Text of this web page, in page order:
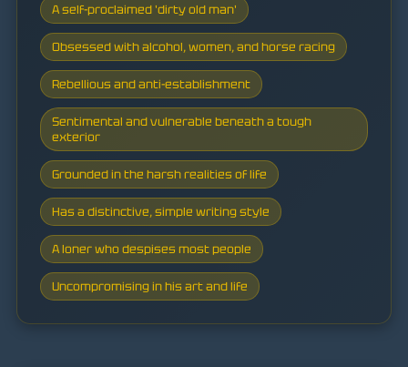
A self-proclaimed 'dirty old man'
Obsessed with alcohol, women, and horse racing
Rebellious and anti-establishment
Sentimental and vulnerable beneath a tough
exterior
Grounded in the harsh realities of life
Has a distinctive, simple writing style
A loner who despises most people
Uncompromising in his art and life